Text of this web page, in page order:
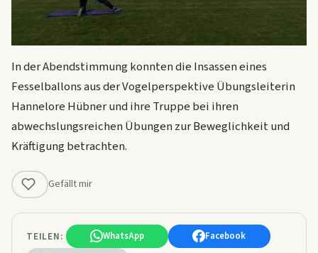
In der Abendstimmung konnten die Insassen eines
Fesselballons aus der Vogelperspektive Übungsleiterin
Hannelore Hübner und ihre Truppe bei ihren
abwechslungsreichen Übungen zur Beweglichkeit und
Kräftigung betrachten.
Gefällt mir
TEILEN: WhatsApp Facebook